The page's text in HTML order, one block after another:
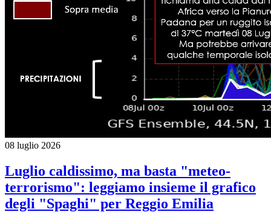
08 luglio 2026
Luglio caldissimo, ma basta "meteo-
terrorismo": leggiamo insieme il grafico
degli "Spaghi" per Reggio Emilia